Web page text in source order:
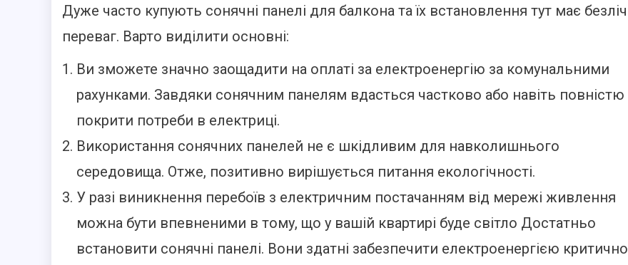
Дуже часто купують сонячні панелі для балкона та їх встановлення тут має безліч
переваг. Варто виділити основні:
Ви зможете значно заощадити на оплаті за електроенергію за комунальними
рахунками. Завдяки сонячним панелям вдасться частково або навіть повністю
покрити потреби в електриці.
Використання сонячних панелей не є шкідливим для навколишнього
середовища. Отже, позитивно вирішується питання екологічності.
У разі виникнення перебоїв з електричним постачанням від мережі живлення
можна бути впевненими в тому, що у вашій квартирі буде світло Достатньо
встановити сонячні панелі. Вони здатні забезпечити електроенергією критично